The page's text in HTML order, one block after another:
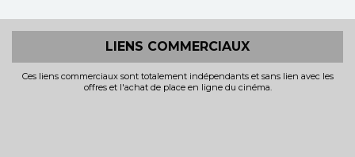
LIENS COMMERCIAUX
Ces liens commerciaux sont totalement indépendants et sans lien avec les
offres et l'achat de place en ligne du cinéma.